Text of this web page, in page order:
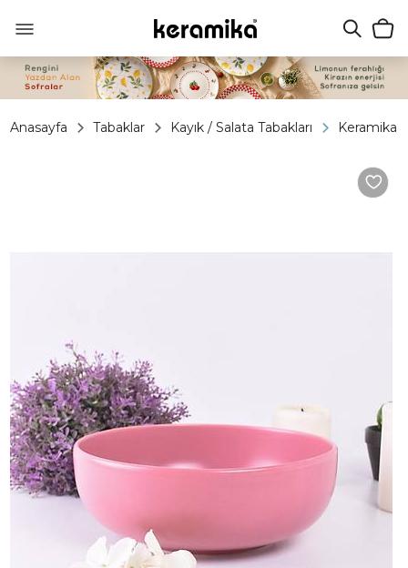
Anasayfa Tabaklar Kayık / Salata Tabakları Keramika